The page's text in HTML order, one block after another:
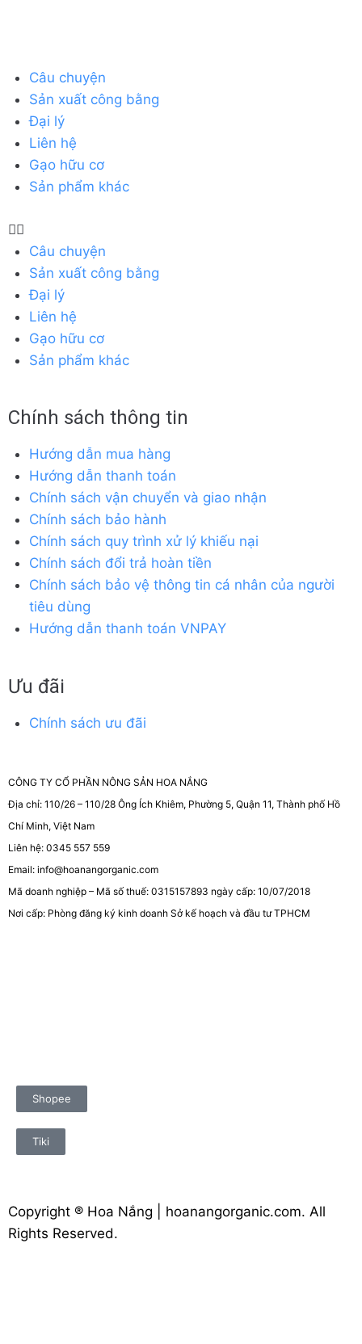
Câu chuyện
Sản xuất công bằng
Đại lý
Liên hệ
Gạo hữu cơ
Sản phẩm khác
Câu chuyện
Sản xuất công bằng
Đại lý
Liên hệ
Gạo hữu cơ
Sản phẩm khác
Chính sách thông tin
Hướng dẫn mua hàng
Hướng dẫn thanh toán
Chính sách vận chuyển và giao nhận
Chính sách bảo hành
Chính sách quy trình xử lý khiếu nại
Chính sách đổi trả hoàn tiền
Chính sách bảo vệ thông tin cá nhân của người
tiêu dùng
Hướng dẫn thanh toán VNPAY
Ưu đãi
Chính sách ưu đãi
CÔNG TY CỔ PHẦN NÔNG SẢN HOA NẮNG
Địa chỉ: 110/26 – 110/28 Ông Ích Khiêm, Phường 5, Quận 11, Thành phố Hồ
Chí Minh, Việt Nam
Liên hệ: 0345 557 559
Email: info@hoanangorganic.com
Mã doanh nghiệp – Mã số thuế: 0315157893 ngày cấp: 10/07/2018
Nơi cấp: Phòng đăng ký kinh doanh Sở kế hoạch và đầu tư TPHCM
Shopee
Tiki
Copyright ® Hoa Nắng | hoanangorganic.com. All
Rights Reserved.